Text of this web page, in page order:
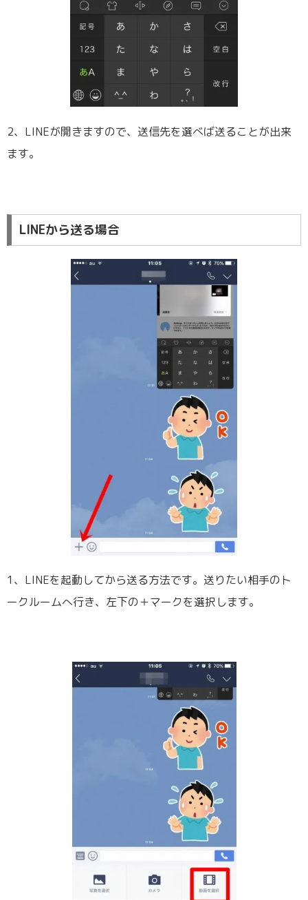
2、LINEが開きますので、送信先を選べば送ることが出来
ます。
LINEから送る場合
1、LINEを起動してから送る方法です。送りたい相手のト
ークルームへ行き、左下の＋マークを選択します。